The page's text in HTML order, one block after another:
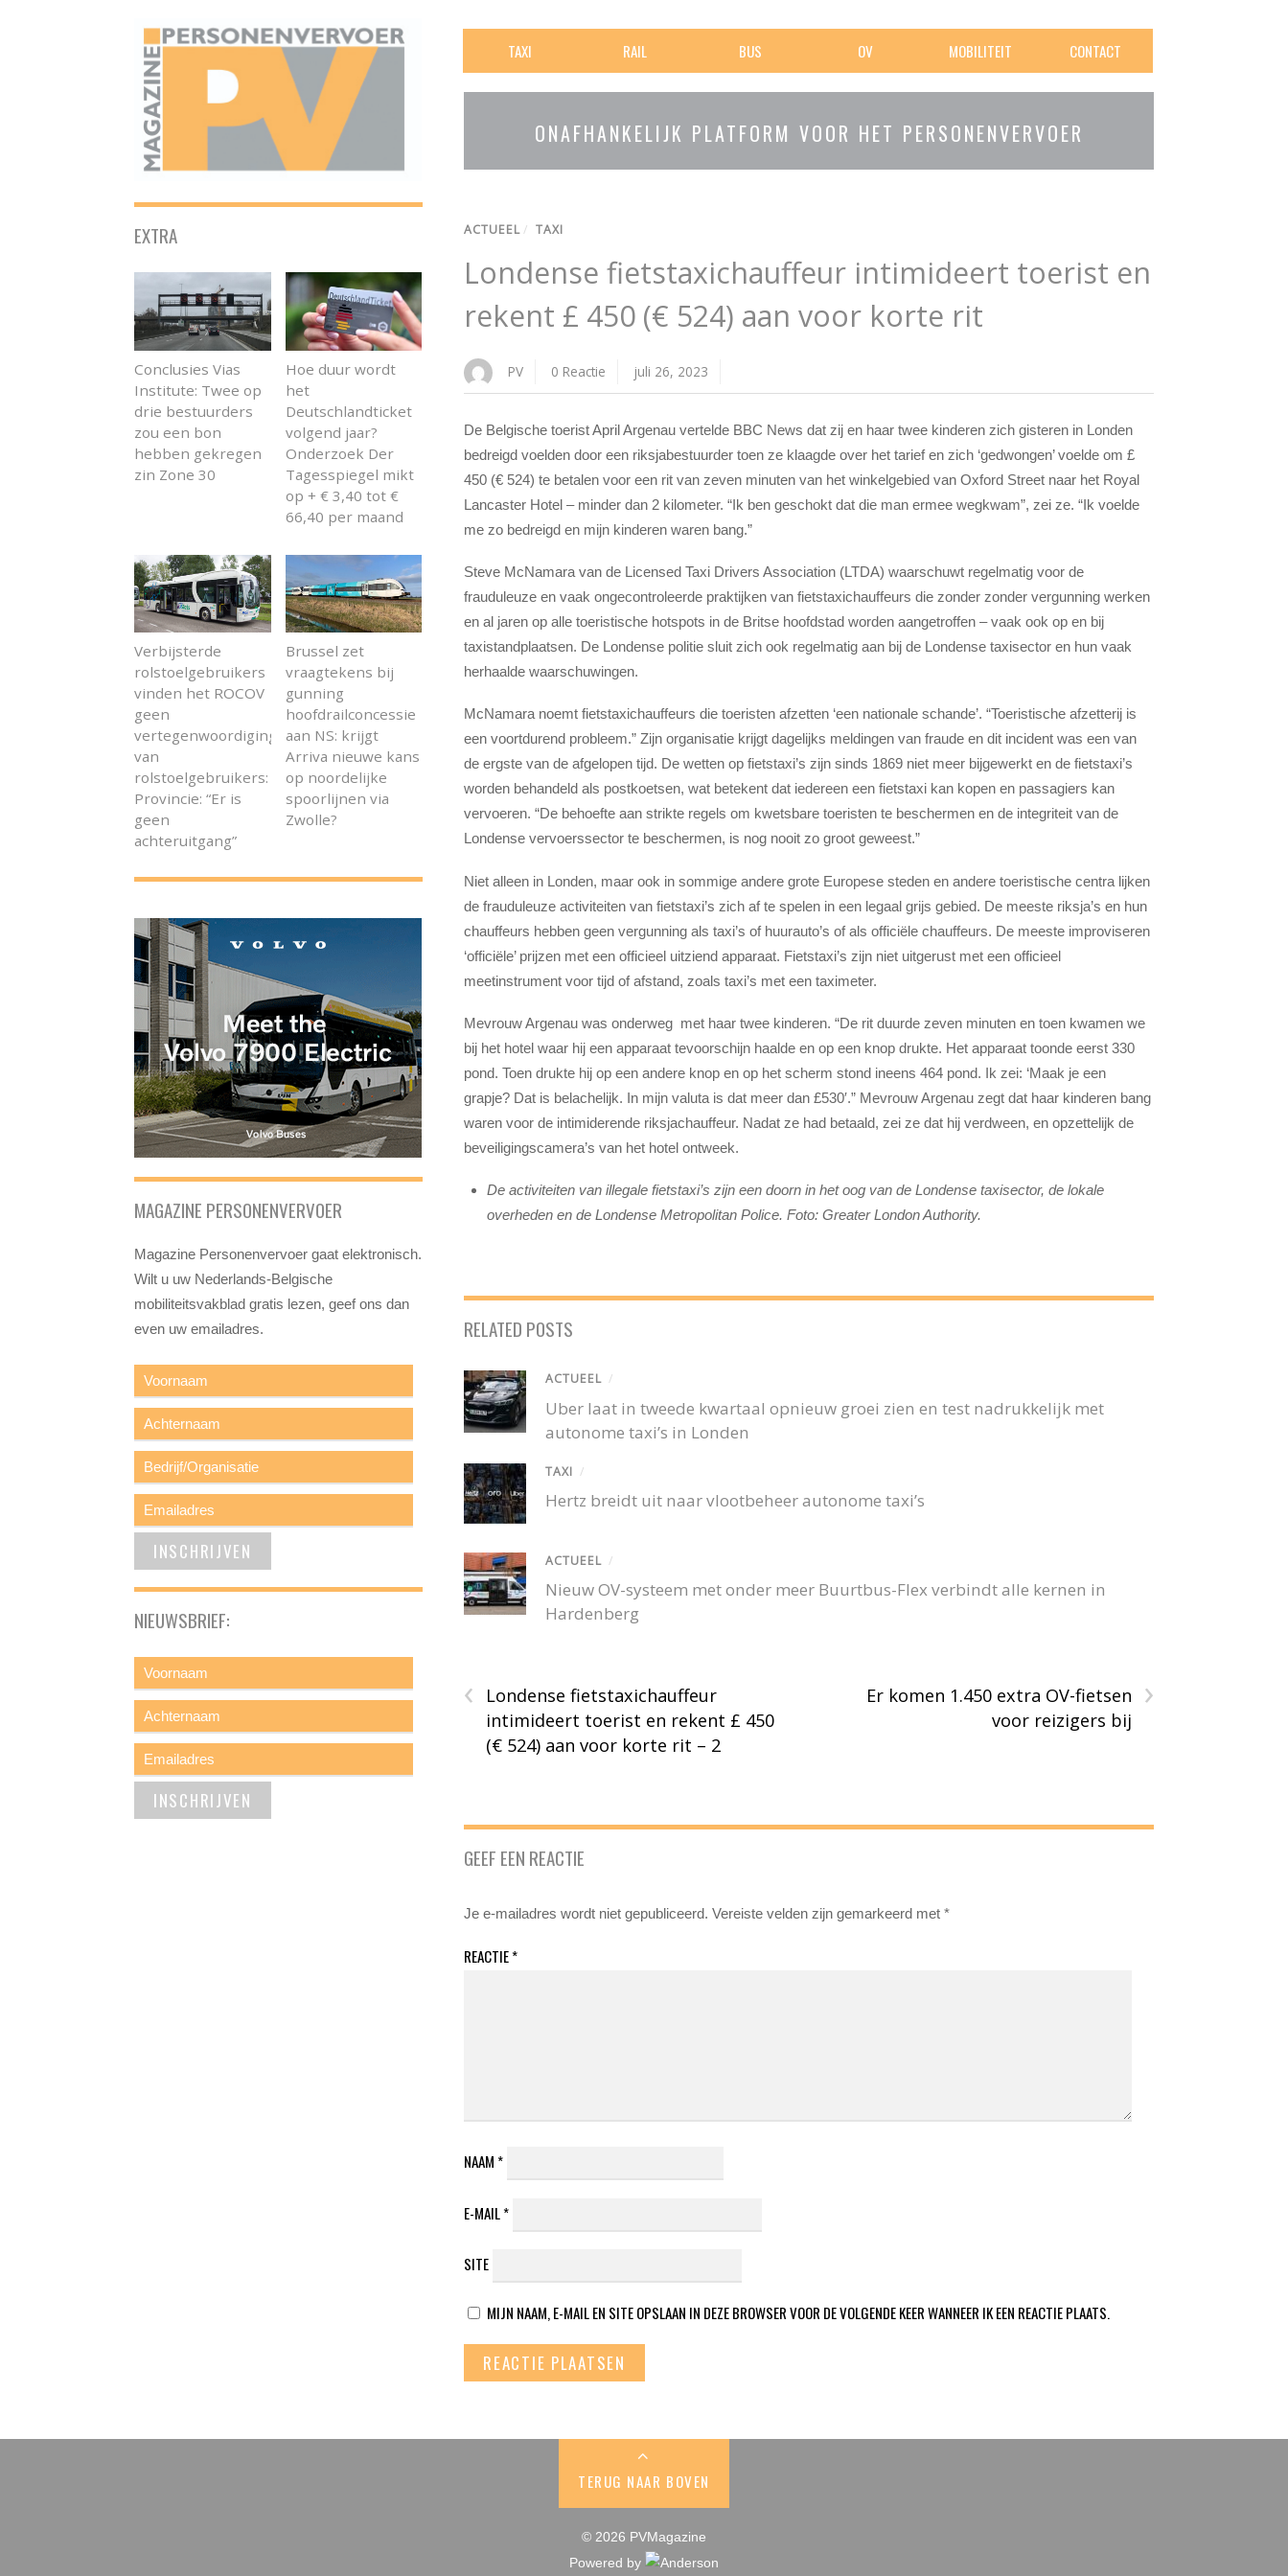
TAXI RAIL BUS OV MOBILITEIT CONTACT
ONAFHANKELIJK PLATFORM VOOR HET PERSONENVERVOER
ACTUEEL/ TAXI
Londense fietstaxichauffeur intimideert toerist en
rekent £ 450 (€ 524) aan voor korte rit
PV 0 Reactie juli 26, 2023
De Belgische toerist April Argenau vertelde BBC News dat zij en haar twee kinderen zich gisteren in Londen
bedreigd voelden door een riksjabestuurder toen ze klaagde over het tarief en zich ‘gedwongen’ voelde om £
450 (€ 524) te betalen voor een rit van zeven minuten van het winkelgebied van Oxford Street naar het Royal
Lancaster Hotel – minder dan 2 kilometer. “Ik ben geschokt dat die man ermee wegkwam”, zei ze. “Ik voelde
me zo bedreigd en mijn kinderen waren bang.”
Steve McNamara van de Licensed Taxi Drivers Association (LTDA) waarschuwt regelmatig voor de
frauduleuze en vaak ongecontroleerde praktijken van fietstaxichauffeurs die zonder zonder vergunning werken
en al jaren op alle toeristische hotspots in de Britse hoofdstad worden aangetroffen – vaak ook op en bij
taxistandplaatsen. De Londense politie sluit zich ook regelmatig aan bij de Londense taxisector en hun vaak
herhaalde waarschuwingen.
McNamara noemt fietstaxichauffeurs die toeristen afzetten ‘een nationale schande’. “Toeristische afzetterij is
een voortdurend probleem.” Zijn organisatie krijgt dagelijks meldingen van fraude en dit incident was een van
de ergste van de afgelopen tijd. De wetten op fietstaxi’s zijn sinds 1869 niet meer bijgewerkt en de fietstaxi’s
worden behandeld als postkoetsen, wat betekent dat iedereen een fietstaxi kan kopen en passagiers kan
vervoeren. “De behoefte aan strikte regels om kwetsbare toeristen te beschermen en de integriteit van de
Londense vervoerssector te beschermen, is nog nooit zo groot geweest.”
Niet alleen in Londen, maar ook in sommige andere grote Europese steden en andere toeristische centra lijken
de frauduleuze activiteiten van fietstaxi’s zich af te spelen in een legaal grijs gebied. De meeste riksja’s en hun
chauffeurs hebben geen vergunning als taxi’s of huurauto’s of als officiële chauffeurs. De meeste improviseren
‘officiële’ prijzen met een officieel uitziend apparaat. Fietstaxi’s zijn niet uitgerust met een officieel
meetinstrument voor tijd of afstand, zoals taxi’s met een taximeter.
Mevrouw Argenau was onderweg met haar twee kinderen. “De rit duurde zeven minuten en toen kwamen we
bij het hotel waar hij een apparaat tevoorschijn haalde en op een knop drukte. Het apparaat toonde eerst 330
pond. Toen drukte hij op een andere knop en op het scherm stond ineens 464 pond. Ik zei: ‘Maak je een
grapje? Dat is belachelijk. In mijn valuta is dat meer dan £530′.” Mevrouw Argenau zegt dat haar kinderen bang
waren voor de intimiderende riksjachauffeur. Nadat ze had betaald, zei ze dat hij verdween, en opzettelijk de
beveiligingscamera’s van het hotel ontweek.
De activiteiten van illegale fietstaxi’s zijn een doorn in het oog van de Londense taxisector, de lokale
overheden en de Londense Metropolitan Police. Foto: Greater London Authority.
RELATED POSTS
ACTUEEL /
Uber laat in tweede kwartaal opnieuw groei zien en test nadrukkelijk met
autonome taxi’s in Londen
TAXI /
Hertz breidt uit naar vlootbeheer autonome taxi’s
ACTUEEL /
Nieuw OV-systeem met onder meer Buurtbus-Flex verbindt alle kernen in
Hardenberg
‹
Londense fietstaxichauffeur
intimideert toerist en rekent £ 450
(€ 524) aan voor korte rit – 2
›
Er komen 1.450 extra OV-fietsen
voor reizigers bij
GEEF EEN REACTIE
Je e-mailadres wordt niet gepubliceerd. Vereiste velden zijn gemarkeerd met*
REACTIE*
NAAM *
E-MAIL*
SITE
MIJN NAAM, E-MAIL EN SITE OPSLAAN IN DEZE BROWSER VOOR DE VOLGENDE KEER WANNEER IK EEN REACTIE PLAATS.
EXTRA
Conclusies Vias
Institute: Twee op
drie bestuurders
zou een bon
hebben gekregen
zin Zone 30
Hoe duur wordt
het
Deutschlandticket
volgend jaar?
Onderzoek Der
Tagesspiegel mikt
op + € 3,40 tot €
66,40 per maand
Verbijsterde
rolstoelgebruikers
vinden het ROCOV
geen
vertegenwoordiging
van
rolstoelgebruikers:
Provincie: “Er is
geen
achteruitgang”
Brussel zet
vraagtekens bij
gunning
hoofdrailconcessie
aan NS: krijgt
Arriva nieuwe kans
op noordelijke
spoorlijnen via
Zwolle?
MAGAZINE PERSONENVERVOER
Magazine Personenvervoer gaat elektronisch.
Wilt u uw Nederlands-Belgische
mobiliteitsvakblad gratis lezen, geef ons dan
even uw emailadres.
NIEUWSBRIEF:
TERUG NAAR BOVEN
© 2026 PVMagazine
Powered by